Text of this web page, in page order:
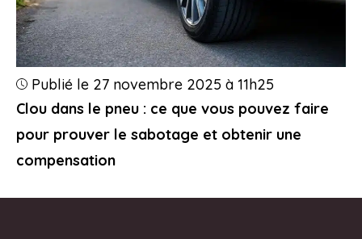
Clou dans le pneu : ce que vous pouvez faire
pour prouver le sabotage et obtenir une
compensation
Publié le 27 novembre 2025 à 11h25